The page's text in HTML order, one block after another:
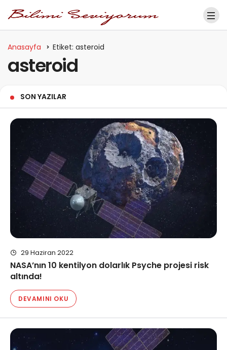
Anasayfa Etiket: asteroid
asteroid
SON YAZILAR
29 Haziran 2022
NASA’nın 10 kentilyon dolarlık Psyche projesi risk
altında!
DEVAMINI OKU